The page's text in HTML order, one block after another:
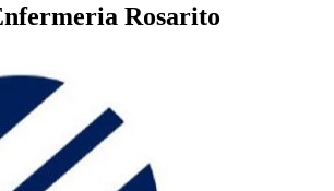
Rosarito